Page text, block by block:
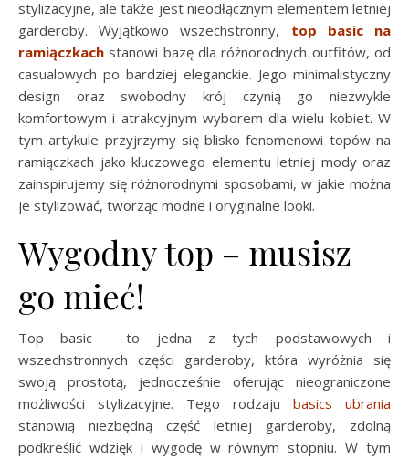
stylizacyjne, ale także jest nieodłącznym elementem letniej
garderoby. Wyjątkowo wszechstronny, top basic na
ramiączkach stanowi bazę dla różnorodnych outfitów, od
casualowych po bardziej eleganckie. Jego minimalistyczny
design oraz swobodny krój czynią go niezwykle
komfortowym i atrakcyjnym wyborem dla wielu kobiet. W
tym artykule przyjrzymy się blisko fenomenowi topów na
ramiączkach jako kluczowego elementu letniej mody oraz
zainspirujemy się różnorodnymi sposobami, w jakie można
je stylizować, tworząc modne i oryginalne looki.
Wygodny top – musisz
go mieć!
Top basic to jedna z tych podstawowych i
wszechstronnych części garderoby, która wyróżnia się
swoją prostotą, jednocześnie oferując nieograniczone
możliwości stylizacyjne. Tego rodzaju basics ubrania
stanowią niezbędną część letniej garderoby, zdolną
podkreślić wdzięk i wygodę w równym stopniu. W tym